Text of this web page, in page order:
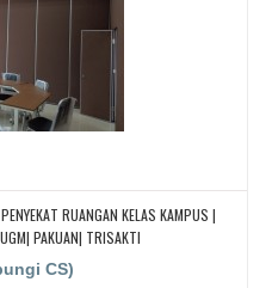
RUANGAN KELAS KAMPUS |
PAKUAN| TRISAKTI
CS)